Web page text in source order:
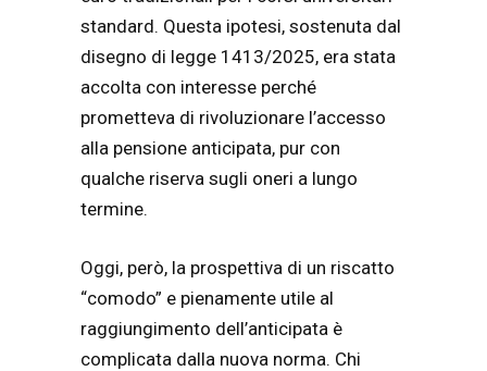
standard. Questa ipotesi, sostenuta dal
disegno di legge 1413/2025, era stata
accolta con interesse perché
prometteva di rivoluzionare l’accesso
alla pensione anticipata, pur con
qualche riserva sugli oneri a lungo
termine.
Oggi, però, la prospettiva di un riscatto
“comodo” e pienamente utile al
raggiungimento dell’anticipata è
complicata dalla nuova norma. Chi